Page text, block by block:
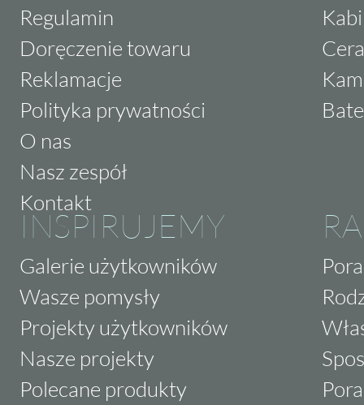
Regulamin
Doręczenie towaru
Reklamacje
Polityka prywatności
O nas
Nasz zespół
Kontakt
INSPIRUJEMY
Galerie użytkowników
Wasze pomysły
Projekty użytkowników
Nasze projekty
Polecane produkty